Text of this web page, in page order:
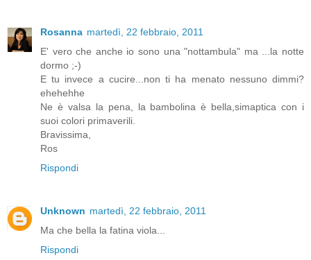
Rosanna martedì, 22 febbraio, 2011
E' vero che anche io sono una "nottambula" ma ...la notte
dormo ;-)
E tu invece a cucire...non ti ha menato nessuno dimmi?
ehehehhe
Ne è valsa la pena, la bambolina è bella,simaptica con i
suoi colori primaverili.
Bravissima,
Ros
Rispondi
Unknown martedì, 22 febbraio, 2011
Ma che bella la fatina viola...
Rispondi